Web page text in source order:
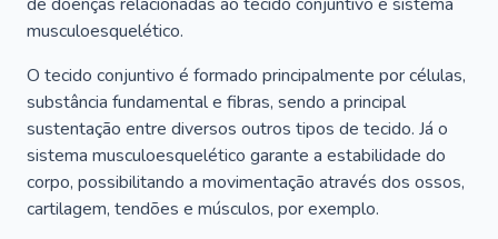
musculoesquelético.
O tecido conjuntivo é formado principalmente por células,
substância fundamental e fibras, sendo a principal
sustentação entre diversos outros tipos de tecido. Já o
sistema musculoesquelético garante a estabilidade do
corpo, possibilitando a movimentação através dos ossos,
cartilagem, tendões e músculos, por exemplo.